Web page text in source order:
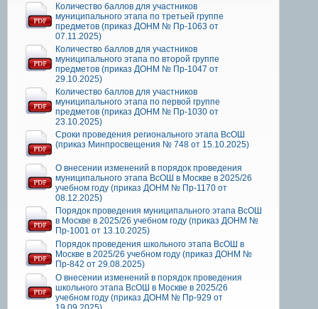
Количество баллов для участников
муниципального этапа по третьей группе
предметов (приказ ДОНМ № Пр-1063 от
07.11.2025)
Количество баллов для участников
муниципального этапа по второй группе
предметов (приказ ДОНМ № Пр-1047 от
29.10.2025)
Количество баллов для участников
муниципального этапа по первой группе
предметов (приказ ДОНМ № Пр-1030 от
23.10.2025)
Сроки проведения регионального этапа ВсОШ
(приказ Минпросвещения № 748 от 15.10.2025)
О внесении изменений в порядок проведения
муниципального этапа ВсОШ в Москве в 2025/26
учебном году (приказ ДОНМ № Пр-1170 от
08.12.2025)
Порядок проведения муниципального этапа ВсОШ
в Москве в 2025/26 учебном году (приказ ДОНМ №
Пр-1001 от 13.10.2025)
Порядок проведения школьного этапа ВсОШ в
Москве в 2025/26 учебном году (приказ ДОНМ №
Пр-842 от 29.08.2025)
О внесении изменений в порядок проведения
школьного этапа ВсОШ в Москве в 2025/26
учебном году (приказ ДОНМ № Пр-929 от